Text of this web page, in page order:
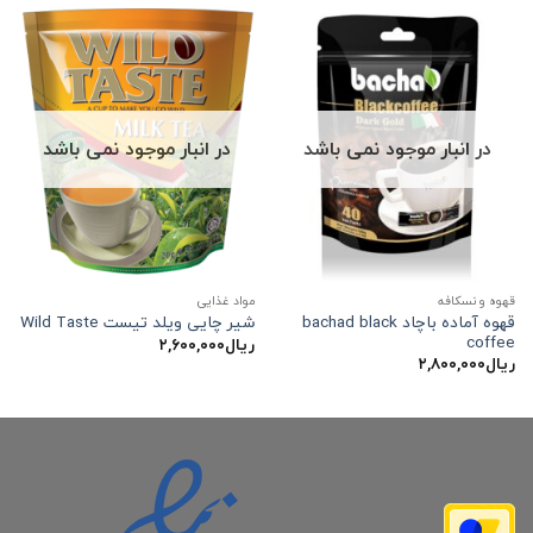
در انبار موجود نمی باشد
قهوه و نسکافه
قهوه آماده باچاد bachad black
coffee
ریال۲,۸۰۰,۰۰۰
در انبار موجود نمی باشد
مواد غذایی
شیر چایی ویلد تیست Wild Taste
ریال۲,۶۰۰,۰۰۰